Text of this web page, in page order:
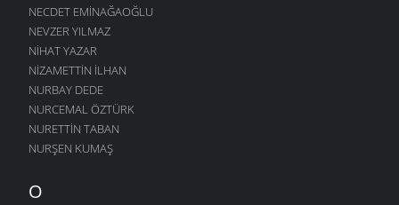
18 ŞUBAT 2009
SEVGI EMEK İSTER
16 ŞUBAT 2009
HATIRLAR SENI KÖYÜMÜN İNSANI
8 ŞUBAT 2009
BOROBANA GIDERDI
24 OCAK 2009
18 OCAK 2009
NECDET EMINAĞAOĞLU
NEVZER YILMAZ
NIHAT YAZAR
NIZAMETTIN İLHAN
NURBAY DEDE
NURCEMAL ÖZTÜRK
NURETTIN TABAN
NURŞEN KUMAŞ
O